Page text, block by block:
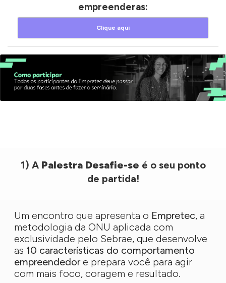
empreenderas:
Clique aqui
1) A Palestra Desafie-se é o seu ponto
de partida!
Um encontro que apresenta o Empretec, a
metodologia da ONU aplicada com
exclusividade pelo Sebrae, que desenvolve
as 10 características do comportamento
empreendedore prepara você para agir
com mais foco, coragem e resultado.